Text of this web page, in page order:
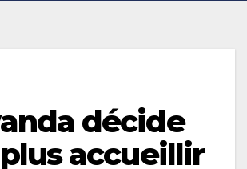
décide
accueillir